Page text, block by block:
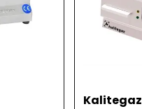
Kalitegaz